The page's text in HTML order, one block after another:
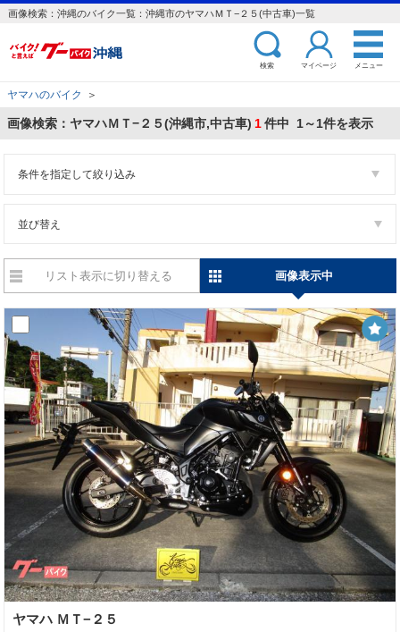
画像検索：沖縄のバイク一覧：沖縄市のヤマハＭＴ−２５(中古車)一覧
検索 マイページ メニュー
ヤマハのバイク ＞
画像検索：ヤマハＭＴ−２５(沖縄市,中古車) 1件中 1～1件を表示
条件を指定して絞り込み
並び替え
リスト表示に切り替える 画像表示中
ヤマハ ＭＴ−２５